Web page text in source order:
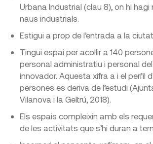
Urbana Industrial (clau 8), on hi
naus industrials.
Estigui a prop de l’entrada a la
Tingui espai per acollir a 140
personal administratiu i personal
innovador. Aquesta xifra a i el perfil
persones es deriva de l’estudi
Vilanova i la Geltrú, 2018).
Els espais compleixin amb els
de les activitats que s’hi duran a